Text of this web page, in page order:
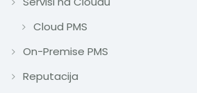
Cloud PMS
On-Premise PMS
Reputacija